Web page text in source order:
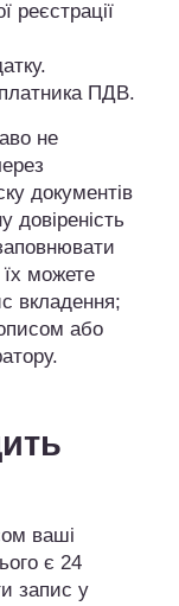
реєстрації
ПДВ.
не
документів
довіреність
можете
вкладення;
або
ваші
є 24
запис у